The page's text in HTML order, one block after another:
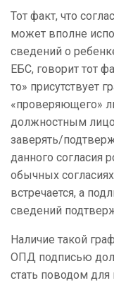
Тот факт, что
может вполне
сведений о
ЕБС, говорит тот
то» присутствует
«проверяющего»
должностным
заверять/
данного согласия
обычных
встречается, а
сведений
Наличие такой
ОПД подписью
стать поводом